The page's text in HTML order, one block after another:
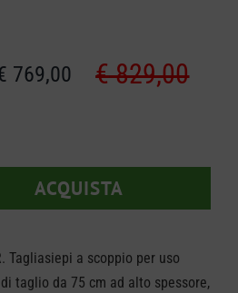
€829,00
era:
769,00
è:
ACQUISTA
Tagliasiepi a scoppio per uso
taglio da 75 cm ad alto spessore,